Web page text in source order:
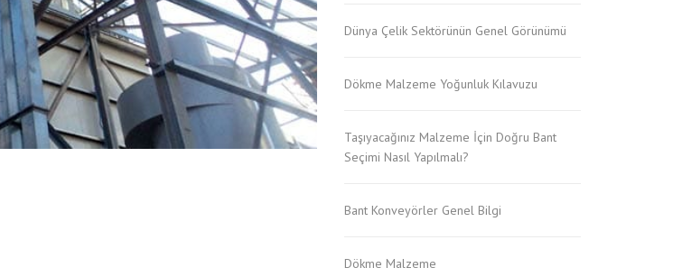
Dünya Çelik Sektörünün Genel Görünümü
Dökme Malzeme Yoğunluk Kılavuzu
Taşıyacağınız Malzeme İçin Doğru Bant
Seçimi Nasıl Yapılmalı?
Bant Konveyörler Genel Bilgi
Dökme Malzeme